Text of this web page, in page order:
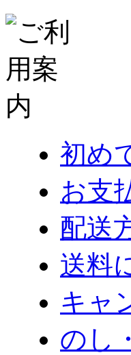
初め
お支
配送
送料
キャ
のし